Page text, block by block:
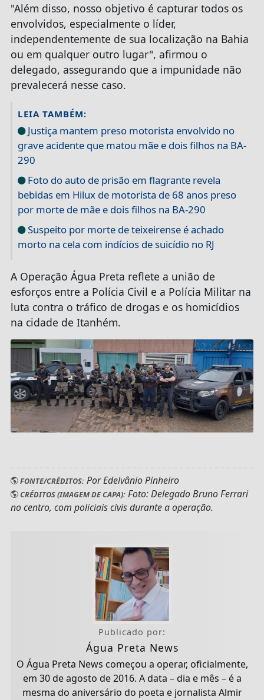
"Além disso, nosso objetivo é capturar todos os
envolvidos, especialmente o líder,
independentemente de sua localização na Bahia
ou em qualquer outro lugar", afirmou o
delegado, assegurando que a impunidade não
prevalecerá nesse caso.
LEIA TAMBÉM:
Justiça mantem preso motorista envolvido no
grave acidente que matou mãe e dois filhos na BA-
290
Foto do auto de prisão em flagrante revela
bebidas em Hilux de motorista de 68 anos preso
por morte de mãe e dois filhos na BA-290
Suspeito por morte de teixeirense é achado
morto na cela com indícios de suicídio no RJ
A Operação Água Preta reflete a união de
esforços entre a Polícia Civil e a Polícia Militar na
luta contra o tráfico de drogas e os homicídios
na cidade de Itanhém.
FONTE/CRÉDITOS:Por Edelvânio Pinheiro
CRÉDITOS (IMAGEM DE CAPA):Foto: Delegado Bruno Ferrari
no centro, com policiais civis durante a operação.
Publicado por:
Água Preta News
O Água Preta News começou a operar, oficialmente,
em 30 de agosto de 2016. A data – dia e mês – é a
mesma do aniversário do poeta e jornalista Almir